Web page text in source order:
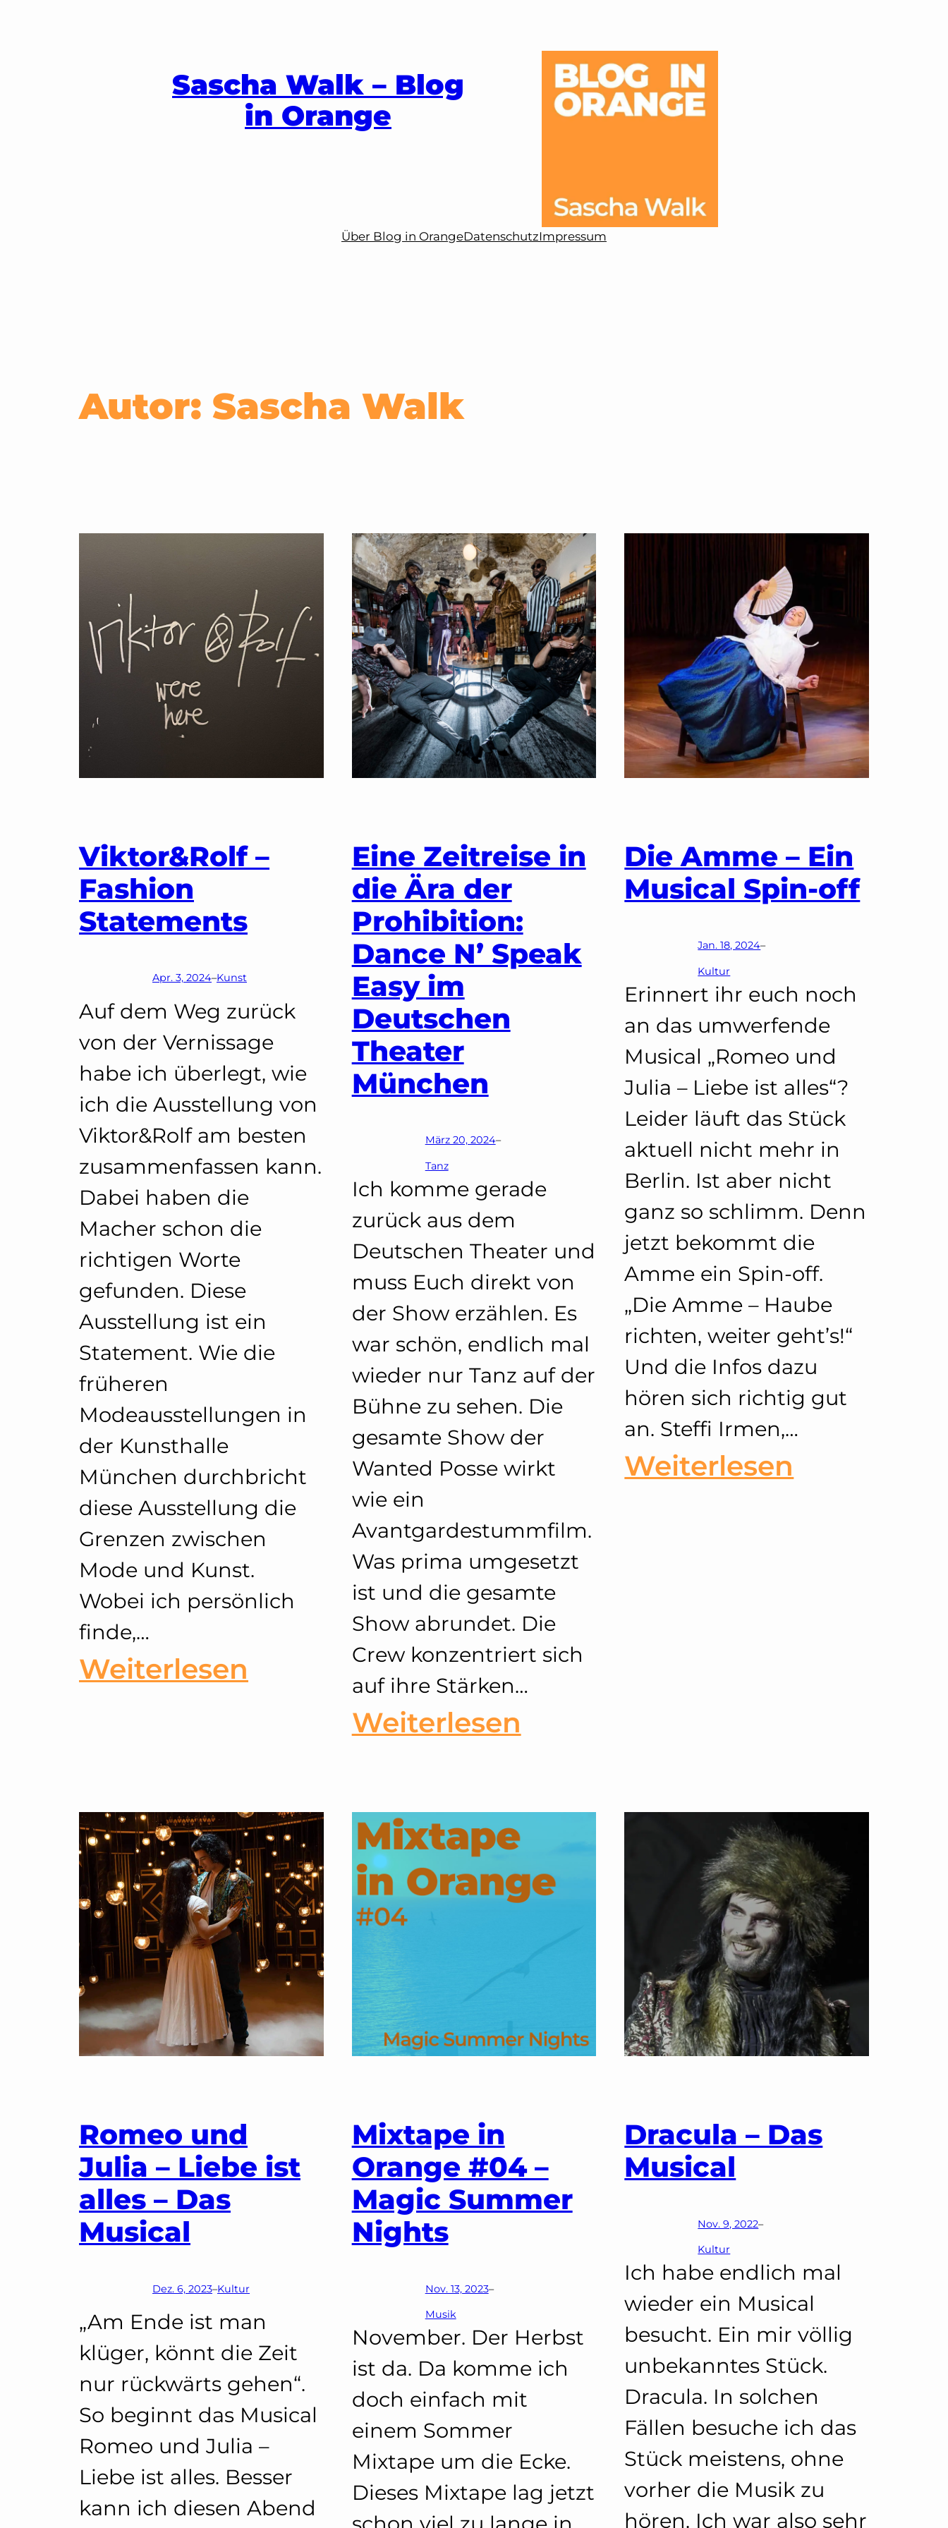
Sascha Walk – Blog
in Orange
Über Blog in OrangeDatenschutzImpressum
Autor: Sascha Walk
Viktor&Rolf –
Fashion
Statements
Apr. 3, 2024–Kunst
Auf dem Weg zurück
von der Vernissage
habe ich überlegt, wie
ich die Ausstellung von
Viktor&Rolf am besten
zusammenfassen kann.
Dabei haben die
Macher schon die
richtigen Worte
gefunden. Diese
Ausstellung ist ein
Statement. Wie die
früheren
Modeausstellungen in
der Kunsthalle
München durchbricht
diese Ausstellung die
Grenzen zwischen
Mode und Kunst.
Wobei ich persönlich
finde,…
Weiterlesen
Viktor&Rolf
Statements
Eine Zeitreise in
die Ära der
Prohibition:
Dance N’ Speak
Easy im
Deutschen
Theater
München
März 20, 2024–
Tanz
Ich komme gerade
zurück aus dem
Deutschen Theater und
muss Euch direkt von
der Show erzählen. Es
war schön, endlich mal
wieder nur Tanz auf der
Bühne zu sehen. Die
gesamte Show der
Wanted Posse wirkt
wie ein
Avantgardestummfilm.
Was prima umgesetzt
ist und die gesamte
Show abrundet. Die
Crew konzentriert sich
auf ihre Stärken…
Weiterlesen
Zeitreise
in
die
Prohibition:
Dance
Easy
Deutschen
Theater
München
Die Amme – Ein
Musical Spin-off
Jan. 18, 2024–
Kultur
Erinnert ihr euch noch
an das umwerfende
Musical „Romeo und
Julia – Liebe ist alles“?
Leider läuft das Stück
aktuell nicht mehr in
Berlin. Ist aber nicht
ganz so schlimm. Denn
jetzt bekommt die
Amme ein Spin-off.
„Die Amme – Haube
richten, weiter geht’s!“
Und die Infos dazu
hören sich richtig gut
an. Steffi Irmen,…
Weiterlesen
Romeo und
Julia – Liebe ist
alles – Das
Musical
Dez. 6, 2023–Kultur
„Am Ende ist man
klüger, könnt die Zeit
nur rückwärts gehen“.
So beginnt das Musical
Romeo und Julia –
Liebe ist alles. Besser
kann ich diesen Abend
Mixtape in
Orange #04 –
Magic Summer
Nights
Nov. 13, 2023–
Musik
November. Der Herbst
ist da. Da komme ich
doch einfach mit
einem Sommer
Mixtape um die Ecke.
Dieses Mixtape lag jetzt
Dracula – Das
Musical
Nov. 9, 2022–
Kultur
Ich habe endlich mal
wieder ein Musical
besucht. Ein mir völlig
unbekanntes Stück.
Dracula. In solchen
Fällen besuche ich das
Stück meistens, ohne
vorher die Musik zu
hören. Ich war also sehr